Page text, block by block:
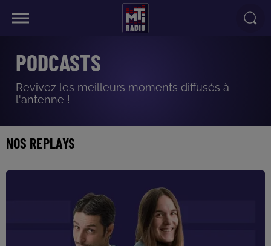
PODCASTS
Revivez les meilleurs moments diffusés à
l'antenne !
NOS REPLAYS